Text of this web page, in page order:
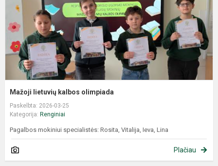
Mažoji lietuvių kalbos olimpiada
Paskelbta: 2026-03-25
Kategorija: Renginiai
Pagalbos mokiniui specialistės: Rosita, Vitalija, Ieva, Lina
Plačiau